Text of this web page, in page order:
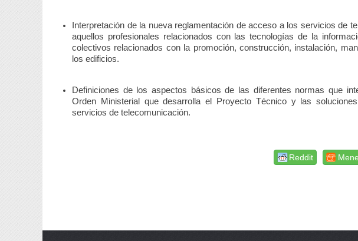
Interpretación de la nueva reglamentación de acceso a los servicios de
aquellos profesionales relacionados con las tecnologías de la
colectivos relacionados con la promoción, construcción, instalación,
los edificios.
Definiciones de los aspectos básicos de las diferentes normas que
Orden Ministerial que desarrolla el Proyecto Técnico y las
servicios de telecomunicación.
Reddit